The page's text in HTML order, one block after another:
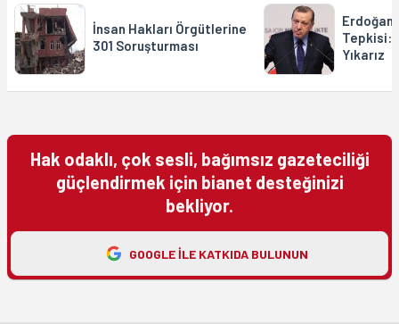
İnsan Hakları Örgütlerine
301 Soruşturması
Tepkisi:
Yıkarız
Hak odaklı, çok sesli, bağımsız gazeteciliği
güçlendirmek için bianet desteğinizi
bekliyor.
GOOGLE ILE KATKIDA BULUNUN